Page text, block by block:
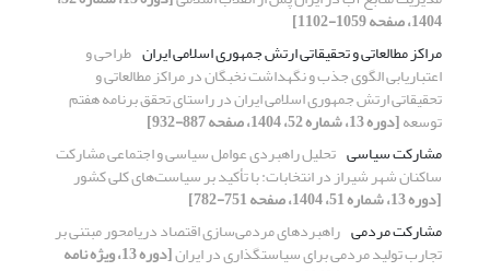
1404، صفحه 1059-1102]
مراکز مطالعاتی و تحقیقاتی ارتش جمهوری اسلامی ایران طراحی و
اعتباریابی الگوی جذب و نگهداشت نخبگان در مراکز مطالعاتی و
تحقیقاتی ارتش جمهوری اسلامی ایران در راستای تحقق برنامه هفتم
توسعه[دوره 13، شماره 52، 1404، صفحه 887-932]
مشارکت سیاسی تحلیل راهبردی عوامل سیاسی و اجتماعی مشارکت
ساکنان شهر شیراز در انتخابات: با تأکید بر سیاست‌های کلی کشور
[دوره 13، شماره 51، 1404، صفحه 751-782]
مشارکت مردمی راهبردهای مردمی‌سازی اقتصاد دریامحور مبتنی بر
تجارب تولید مردمی برای سیاستگذاری در ایران [دوره 13، ویژه نامه